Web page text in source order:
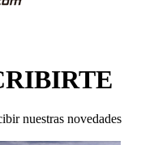
nuestras novedades